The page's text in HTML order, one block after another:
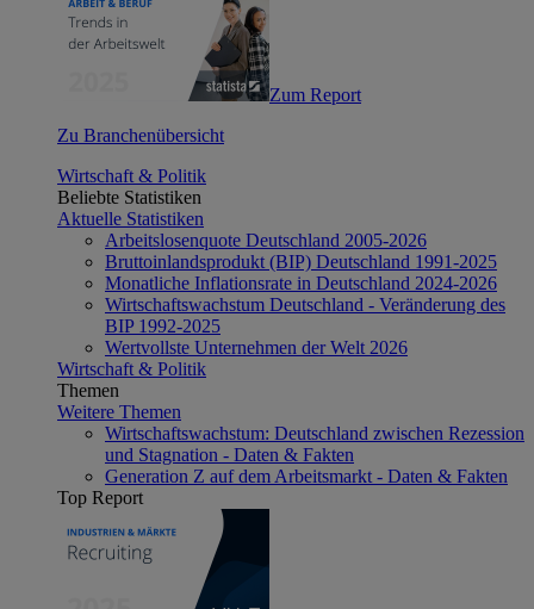
Zum Report
Zu Branchenübersicht
Wirtschaft & Politik
Beliebte Statistiken
Aktuelle Statistiken
Arbeitslosenquote Deutschland 2005-2026
Bruttoinlandsprodukt (BIP) Deutschland 1991-2025
Monatliche Inflationsrate in Deutschland 2024-2026
Wirtschaftswachstum Deutschland - Veränderung des
BIP 1992-2025
Wertvollste Unternehmen der Welt 2026
Wirtschaft & Politik
Themen
Weitere Themen
Wirtschaftswachstum: Deutschland zwischen Rezession
und Stagnation - Daten & Fakten
Generation Z auf dem Arbeitsmarkt - Daten & Fakten
Top Report